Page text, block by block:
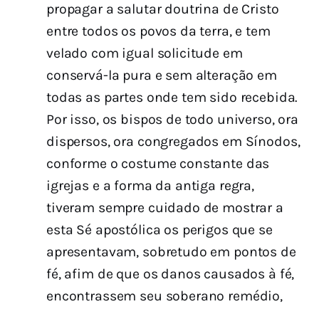
propagar a salutar doutrina de Cristo
entre todos os povos da terra, e tem
velado com igual solicitude em
conservá-la pura e sem alteração em
todas as partes onde tem sido recebida.
Por isso, os bispos de todo universo, ora
dispersos, ora congregados em Sínodos,
conforme o costume constante das
igrejas e a forma da antiga regra,
tiveram sempre cuidado de mostrar a
esta Sé apostólica os perigos que se
apresentavam, sobretudo em pontos de
fé, afim de que os danos causados à fé,
encontrassem seu soberano remédio,